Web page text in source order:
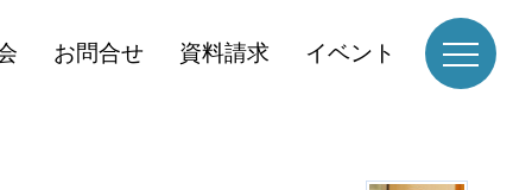
お問合せ 資料請求 イベント